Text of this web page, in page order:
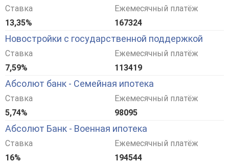
Ставка
13,35%
Ежемесячный платёж
167324
Новостройки с государственной поддержкой
Ставка
7,59%
Ежемесячный платёж
113419
Абсолют банк - Семейная ипотека
Ставка
5,74%
Ежемесячный платёж
98095
Абсолют Банк - Военная ипотека
Ставка
16%
Ежемесячный платёж
194544